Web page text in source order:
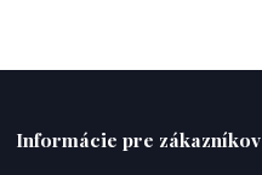
Informácie pre zákazníkov